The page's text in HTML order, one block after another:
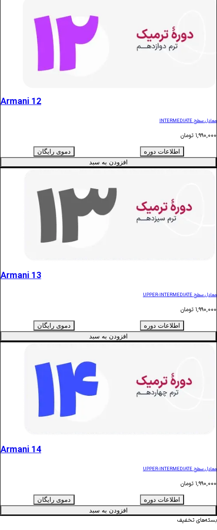
Armani 12
اطلاعات دوره
افزودن به سبد
Armani 13
اطلاعات دوره
افزودن به سبد
Armani 14
اطلاعات دوره
افزودن به سبد